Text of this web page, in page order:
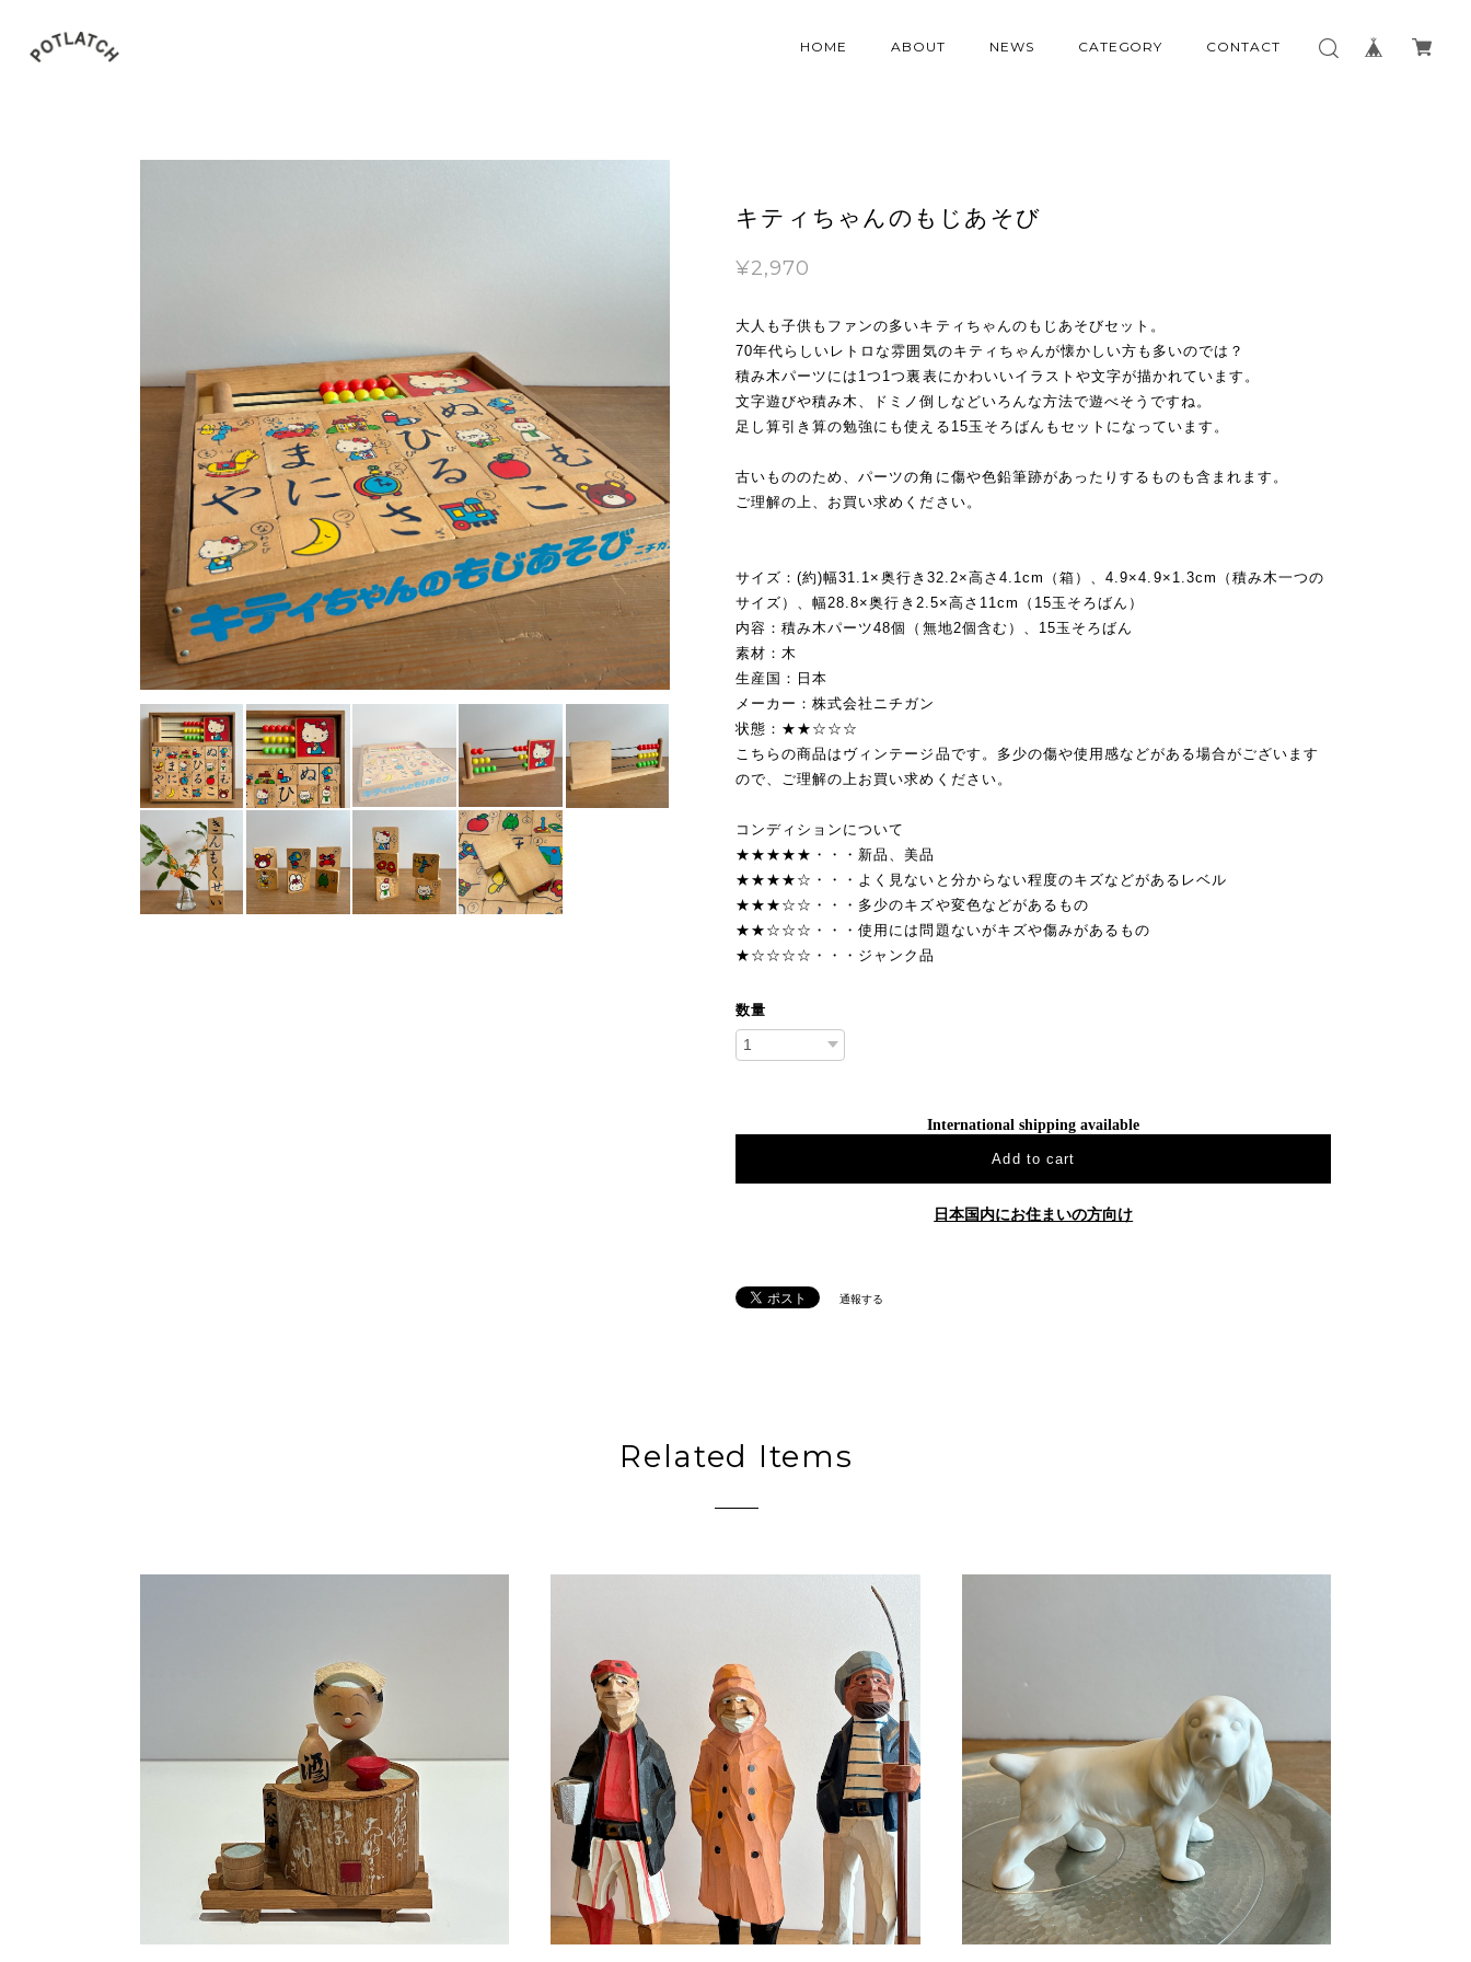
HOME ABOUT NEWS CATEGORY CONTACT
キティちゃんのもじあそび
¥2,970
大人も子供もファンの多いキティちゃんのもじあそびセット。
70年代らしいレトロな雰囲気のキティちゃんが懐かしい方も多いのでは？
積み木パーツには1つ1つ裏表にかわいいイラストや文字が描かれています。
文字遊びや積み木、ドミノ倒しなどいろんな方法で遊べそうですね。
足し算引き算の勉強にも使える15玉そろばんもセットになっています。
古いもののため、パーツの角に傷や色鉛筆跡があったりするものも含まれます。
ご理解の上、お買い求めください。
サイズ：(約)幅31.1×奥行き32.2×高さ4.1cm（箱）、4.9×4.9×1.3cm（積み木一つの
サイズ）、幅28.8×奥行き2.5×高さ11cm（15玉そろばん）
内容：積み木パーツ48個（無地2個含む）、15玉そろばん
素材：木
生産国：日本
メーカー：株式会社ニチガン
状態：★★☆☆☆
こちらの商品はヴィンテージ品です。多少の傷や使用感などがある場合がございます
ので、ご理解の上お買い求めください。
コンディションについて
★★★★★・・・新品、美品
★★★★☆・・・よく見ないと分からない程度のキズなどがあるレベル
★★★☆☆・・・多少のキズや変色などがあるもの
★★☆☆☆・・・使用には問題ないがキズや傷みがあるもの
★☆☆☆☆・・・ジャンク品
数量
International shipping available
Add to cart
日本国内にお住まいの方向け
通報する
Related Items